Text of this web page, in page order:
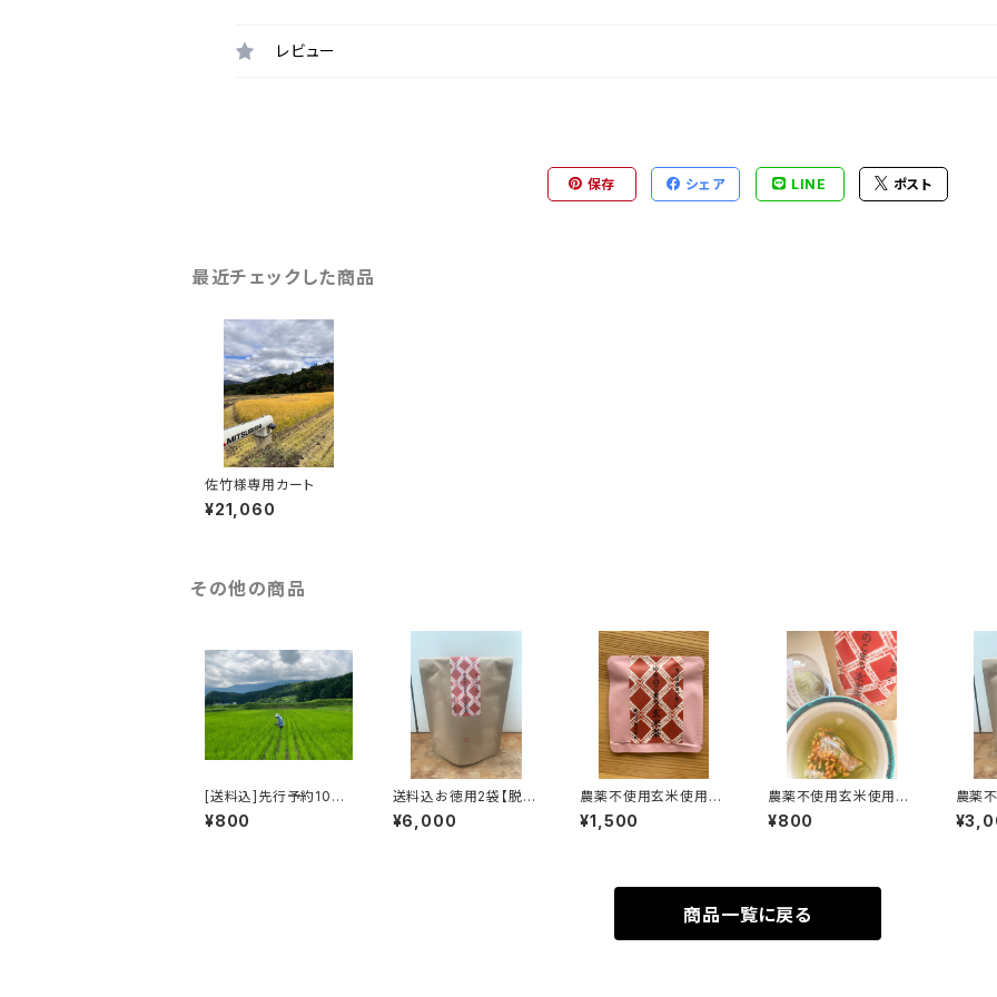
レビュー
保存 シェア LINE ポスト
最近チェックした商品
佐竹様専用カート
¥21,060
その他の商品
[送料込]先行予約10月
下旬発送:2026年産八
幡平産あきたこまち「ピ
¥800
送料込お徳用2袋【脱プ
ラティーパック】ゆきのこ
まち玄米茶(テトラポット
¥6,000
農薬不使用玄米使用
【脱プラティーパック使
用】ゆきのこまち玄米茶
¥1,500
農薬不使用玄米使用
【脱プラティーパック使
用】ゆきのこまち玄米茶
¥800
農薬
【脱プ
徳用
商品一覧に戻る